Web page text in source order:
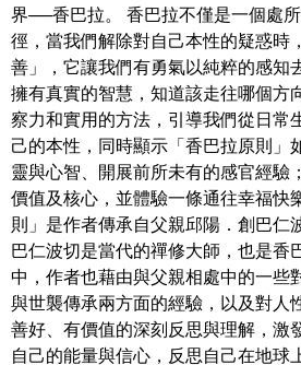
界──香巴拉。 香巴拉不僅是一個處
徑，當我們解除對自己本性的疑惑時
善」，它讓我們有勇氣以純粹的感知
擁有真實的智慧，知道該走往哪個方
察力和實用的方法，引導我們從日常
己的本性，同時顯示「香巴拉原則」
靈與心智、開展前所未有的感官經驗
價值及核心，並體驗一條通往幸福快
則」是作者傳承自父親邱陽．創巴仁
巴仁波切是當代的禪修大師，也是香
中，作者也藉由與父親相處中的一些
與世襲傳承兩方面的經驗，以及對人
善好、有價值的深刻反思與理解，激
自己的能量與信心，反思自己在地球